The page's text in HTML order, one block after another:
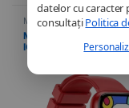
datelor cu caracter
consultațiPolitica
Montre,Telefonie
Montre connectée
IGO Watch 3 Partel –
IP67 – Bluetooth 5.3 –